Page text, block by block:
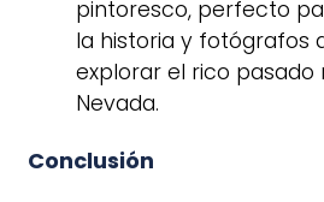
pintoresco, perfecto
la historia y fotógrafos
explorar el rico pasado
Nevada.
Conclusión